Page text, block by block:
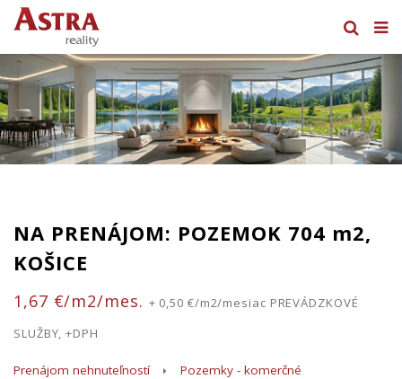
NA PRENÁJOM: POZEMOK 704 m2,
KOŠICE
1,67 €/m2/mes. + 0,50 €/m2/mesiac PREVÁDZKOVÉ
SLUŽBY, +DPH
Prenájom nehnuteľností Pozemky - komerčné